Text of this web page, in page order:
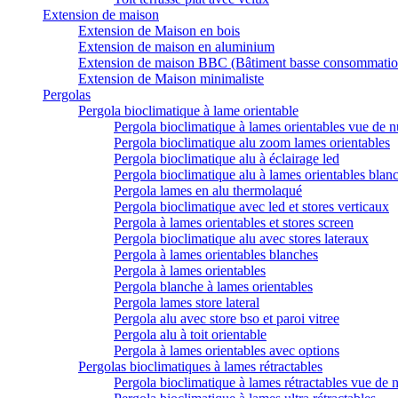
Extension de maison
Extension de Maison en bois
Extension de maison en aluminium
Extension de maison BBC (Bâtiment basse
Extension de Maison minimaliste
Pergolas
Pergola bioclimatique à lame orientable
Pergola bioclimatique à lames orientables vue de
Pergola bioclimatique alu zoom lames orientables
Pergola bioclimatique alu à éclairage led
Pergola bioclimatique alu à lames orientables
Pergola lames en alu thermolaqué
Pergola bioclimatique avec led et stores verticaux
Pergola à lames orientables et stores screen
Pergola bioclimatique alu avec stores lateraux
Pergola à lames orientables blanches
Pergola à lames orientables
Pergola blanche à lames orientables
Pergola lames store lateral
Pergola alu avec store bso et paroi vitree
Pergola alu à toit orientable
Pergola à lames orientables avec options
Pergolas bioclimatiques à lames rétractables
Pergola bioclimatique à lames rétractables vue de